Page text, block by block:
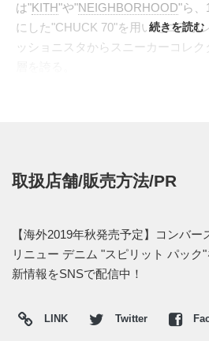
は"KITH"や"NEIGHBORHOOD"ら、
にした"CHUCK 70"を用いたコラボ
ッショニスタからスニーカーコレ
ストが引き立つ。同じ配色パターン
第、スニーカーウォーズの
LINE@
続きを読む
取扱店舗/販売方法/PR
【海外2019年秋発売予定】コンバ
リニュー デニム "スピリット パッ
新情報をSNSで配信中！
LINK Twitter